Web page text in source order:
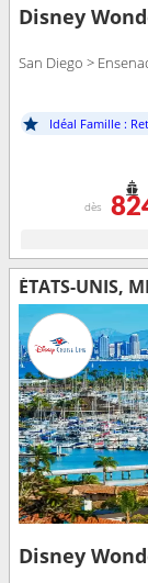
Disney
San Diego >
Idéal Famille :
dès
ÉTATS-UNIS,
Disney